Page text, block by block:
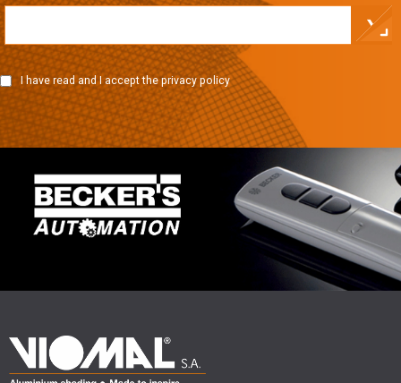
I have read and I accept the privacy policy
❯